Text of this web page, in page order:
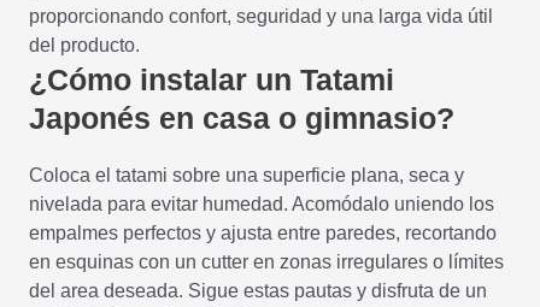
proporcionando confort, seguridad y una larga vida útil
del producto.
¿Cómo instalar un Tatami
Japonés en casa o gimnasio?
Coloca el tatami sobre una superficie plana, seca y
nivelada para evitar humedad. Acomódalo uniendo los
empalmes perfectos y ajusta entre paredes, recortando
en esquinas con un cutter en zonas irregulares o límites
del area deseada. Sigue estas pautas y disfruta de un